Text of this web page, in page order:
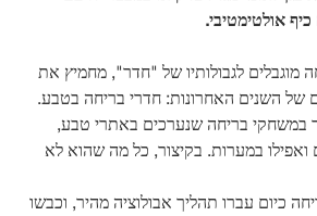
כיף אולטימטיבי.
מוגבלים לגבולותיו של "חדר", מחמיץ את
של השנים האחרונות: חדרי בריחה בטבע.
במשחקי בריחה שנערכים באתרי טבע,
במערות. בקיצור, כל מה שהוא לא
כיום עברו תהליך אבולוציה מהיר, וכבשו